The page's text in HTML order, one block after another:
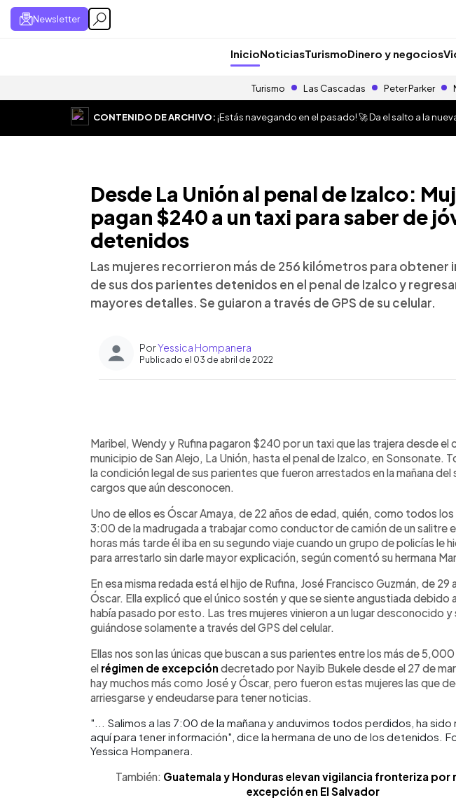
Newsletter
InicioNoticiasTurismoDinero y negocios
Turismo Las Cascadas Peter Parker
CONTENIDO DE ARCHIVO:¡Estás navegando en el pasado! 🚀 Da el salto a la
Desde La Unión al penal de Izalco:
pagan $240 a un taxi para saber de
detenidos
Las mujeres recorrieron más de 256 kilómetros para obtener
de sus dos parientes detenidos en el penal de Izalco y
mayores detalles. Se guiaron a través de GPS de su celular.
PorYessica Hompanera
Publicado el 03 de abril de 2022
► Escuchar artículo
Maribel, Wendy y Rufina pagaron $240 por un taxi que las trajera desde el
municipio de San Alejo, La Unión, hasta el penal de Izalco, en Sonsonate.
la condición legal de sus parientes que fueron arrestados en la mañana del
cargos que aún desconocen.
Uno de ellos es Óscar Amaya, de 22 años de edad, quién, como todos los
3:00 de la madrugada a trabajar como conductor de camión de un salitre
horas más tarde él iba en su segundo viaje cuando un grupo de policías le
para arrestarlo sin darle mayor explicación, según comentó su hermana
En esa misma redada está el hijo de Rufina, José Francisco Guzmán, de 29
Óscar. Ella explicó que el único sostén y que se siente angustiada debido
había pasado por esto. Las tres mujeres vinieron a un lugar desconocido y
guiándose solamente a través del GPS del celular.
Ellas nos son las únicas que buscan a sus parientes entre los más de
el régimen de excepción decretado por Nayib Bukele desde el 27 de
hay muchos más como José y Óscar, pero fueron estas mujeres las que
arriesgarse y endeudarse para tener noticias.
"... Salimos a las 7:00 de la mañana y anduvimos todos perdidos, ha sido
aquí para tener información", dice la hermana de uno de los detenidos.
Yessica Hompanera.
También: Guatemala y Honduras elevan vigilancia fronteriza por
excepción en El Salvador